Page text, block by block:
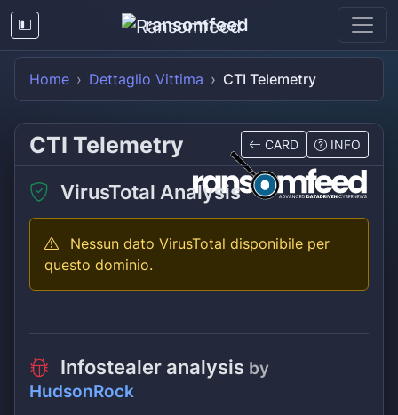
ransomfeed
Home Dettaglio Vittima CTI Telemetry
CTI Telemetry CARD INFO
VirusTotal Analysis
Nessun dato VirusTotal disponibile per
questo dominio.
Infostealer analysis by
HudsonRock